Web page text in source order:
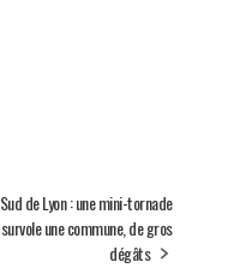
Sud de Lyon : une mini-tornade
survole une commune, de gros
dégâts